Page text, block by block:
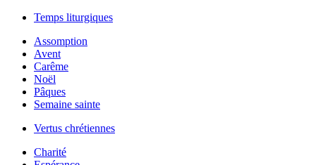
Temps liturgiques
Assomption
Avent
Carême
Noël
Pâques
Semaine sainte
Vertus chrétiennes
Charité